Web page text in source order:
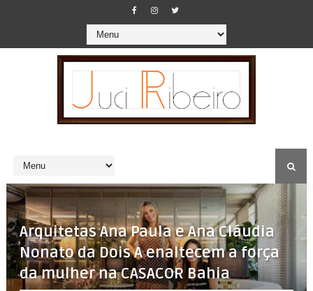
Arquitetas Ana Paula e Ana Cláudia
Nonato da Dois A enaltecem a força
da mulher na CASACOR Bahia